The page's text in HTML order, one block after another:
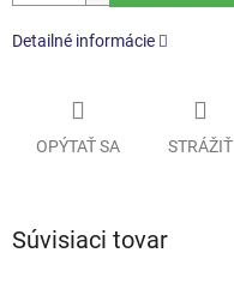
Detailné informácie
OPÝTAŤ SA STRÁŽIŤ
Súvisiaci tovar